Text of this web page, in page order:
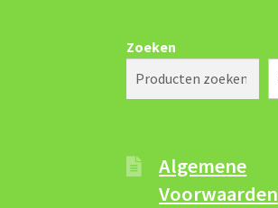
Zoeken
Algemene
Voorwaarden